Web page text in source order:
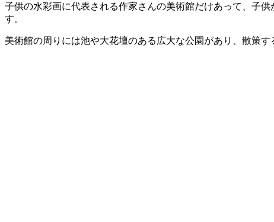
子供の水彩画に代表される作家さんの美術館だけあって、子
す。
美術館の周りには池や大花壇のある広大な公園があり、散策す